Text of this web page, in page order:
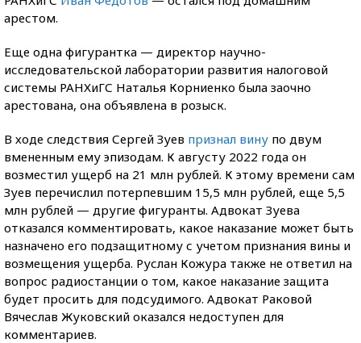
арестом.
Еще одна фигурантка — директор научно-
исследовательской лаборатории развития налоговой
системы РАНХиГС Наталья Корниенко была заочно
арестована, она объявлена в розыск.
В ходе следствия Сергей Зуев признал вину по двум
вмененным ему эпизодам. К августу 2022 года он
возместил ущерб на 21 млн рублей. К этому времени сам
Зуев перечислил потерпевшим 15,5 млн рублей, еще 5,5
млн рублей — другие фигуранты. Адвокат Зуева
отказался комментировать, какое наказание может быть
назначено его подзащитному с учетом признания вины и
возмещения ущерба. Руслан Кожура также не ответил на
вопрос радиостанции о том, какое наказание защита
будет просить для подсудимого. Адвокат Раковой
Вячеслав Жуковский оказался недоступен для
комментариев.